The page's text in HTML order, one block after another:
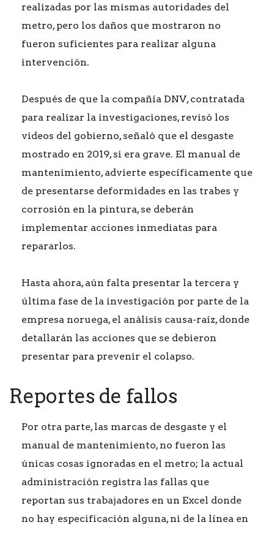
realizadas por las mismas autoridades del
metro, pero los daños que mostraron no
fueron suficientes para realizar alguna
intervención.
Después de que la compañía DNV, contratada
para realizar la investigaciones, revisó los
videos del gobierno, señaló que el desgaste
mostrado en 2019, si era grave. El manual de
mantenimiento, advierte específicamente que
de presentarse deformidades en las trabes y
corrosión en la pintura, se deberán
implementar acciones inmediatas para
repararlos.
Hasta ahora, aún falta presentar la tercera y
última fase de la investigación por parte de la
empresa noruega, el análisis causa-raíz, donde
detallarán las acciones que se debieron
presentar para prevenir el colapso.
Reportes de fallos
Por otra parte, las marcas de desgaste y el
manual de mantenimiento, no fueron las
únicas cosas ignoradas en el metro; la actual
administración registra las fallas que
reportan sus trabajadores en un Excel donde
no hay especificación alguna, ni de la línea en